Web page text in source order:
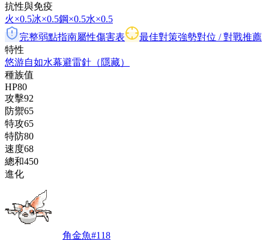
抗性與免疫
火×0.5冰×0.5鋼×0.5水×0.5
完整弱點指南屬性傷害表 最佳對策強勢對位 / 對戰推薦
特性
悠游自如水幕避雷針 （隱藏）
種族值
HP80
攻擊92
防禦65
特攻65
特防80
速度68
總和450
進化
角金魚#118